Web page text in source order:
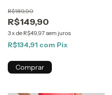
R$149,90
R$189,90
3x de R$49,97 sem juros
R$134,91 com Pix
Comprar